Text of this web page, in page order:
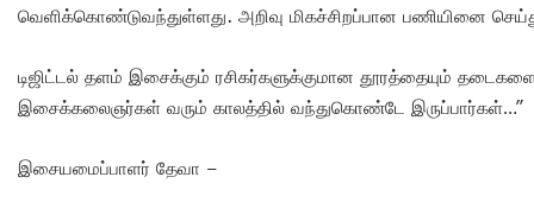
வெளிக்கொண்டுவந்துள்ளது. அறிவு மிகச்சிறப்பான பணியினை
டிஜிட்டல் தளம் இசைக்கும் ரசிகர்களுக்குமான தூரத்தையும்
இசைக்கலைஞர்கள் வரும் காலத்தில் வந்துகொண்டே இருப்பார்கள்…”
இசையமைப்பாளர் தேவா –